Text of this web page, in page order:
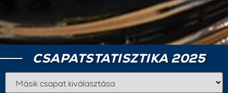
CSAPATSTATISZTIKA 2025